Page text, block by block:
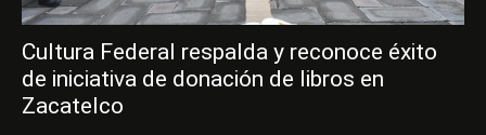
Cultura Federal respalda y reconoce éxito
de iniciativa de donación de libros en
Zacatelco